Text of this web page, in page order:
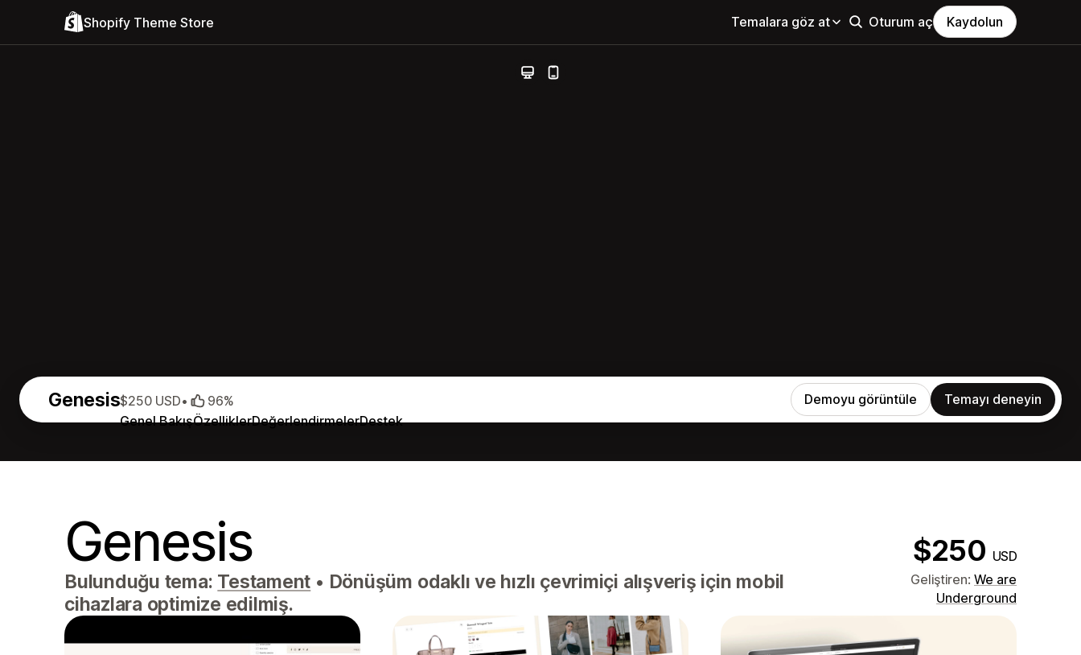
Shopify Theme Store Temalara göz at Oturum aç Kaydolun
Genesis
Genel BakışÖzelliklerDeğerlendirmelerDestek
$250 USD• 96% Demoyu görüntüle Temayı deneyin
Genesis $250 USD
Bulunduğu tema: Testament • Dönüşüm odaklı ve hızlı çevrimiçi alışveriş için mobil
cihazlara optimize edilmiş.
Geliştiren: We are
Underground